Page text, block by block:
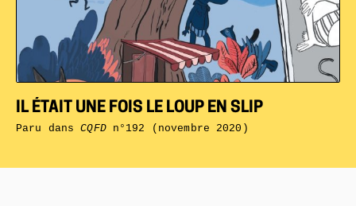
IL ÉTAIT UNE FOIS LE LOUP EN SLIP
Paru dansCQFDn°192 (novembre 2020)